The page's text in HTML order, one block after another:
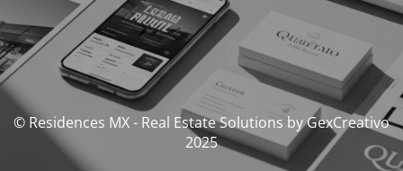
© Residences MX - Real Estate Solutions by GexCreativo
2025